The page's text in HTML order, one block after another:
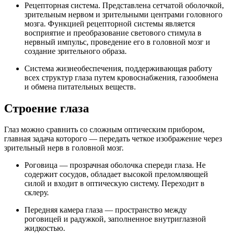
Рецепторная система. Представлена сетчатой оболочкой,
зрительным нервом и зрительными центрами головного
мозга. Функцией рецепторной системы является
восприятие и преобразование светового стимула в
нервный импульс, проведение его в головной мозг и
создание зрительного образа.
Система жизнеобеспечения, поддерживающая работу
всех структур глаза путем кровоснабжения, газообмена
и обмена питательных веществ.
Строение глаза
Глаз можно сравнить со сложным оптическим прибором,
главная задача которого — передать четкое изображение через
зрительный нерв в головной мозг.
Роговица — прозрачная оболочка спереди глаза. Не
содержит сосудов, обладает высокой преломляющей
силой и входит в оптическую систему. Переходит в
склеру.
Передняя камера глаза — пространство между
роговицей и радужкой, заполненное внутриглазной
жидкостью.